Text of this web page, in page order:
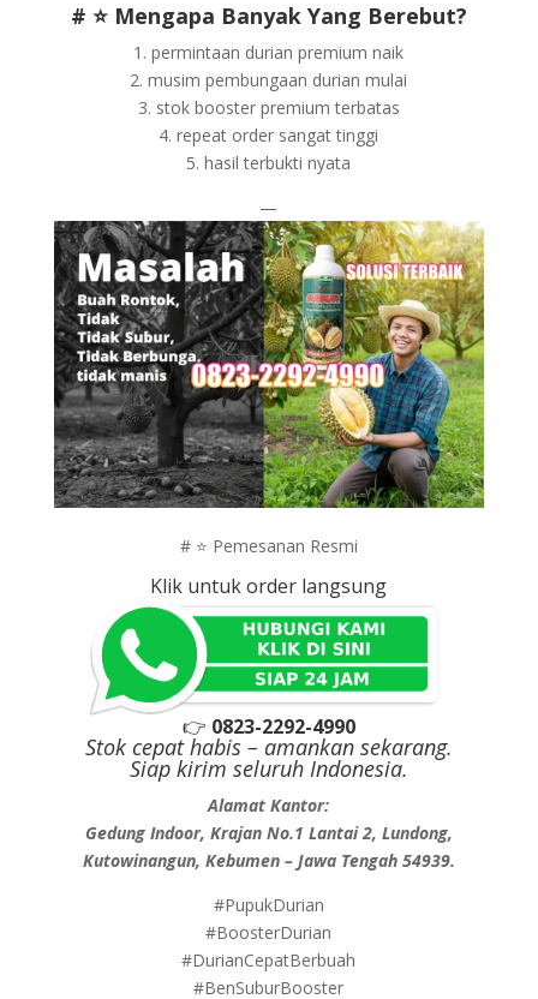
# ⭐ Mengapa Banyak Yang Berebut?
1. permintaan durian premium naik
2. musim pembungaan durian mulai
3. stok booster premium terbatas
4. repeat order sangat tinggi
5. hasil terbukti nyata
—
# ⭐ Pemesanan Resmi
Klik untuk order langsung
👉 0823-2292-4990
Stok cepat habis – amankan sekarang.
Siap kirim seluruh Indonesia.
Alamat Kantor:
Gedung Indoor, Krajan No.1 Lantai 2, Lundong,
Kutowinangun, Kebumen – Jawa Tengah 54939.
#PupukDurian
#BoosterDurian
#DurianCepatBerbuah
#BenSuburBooster